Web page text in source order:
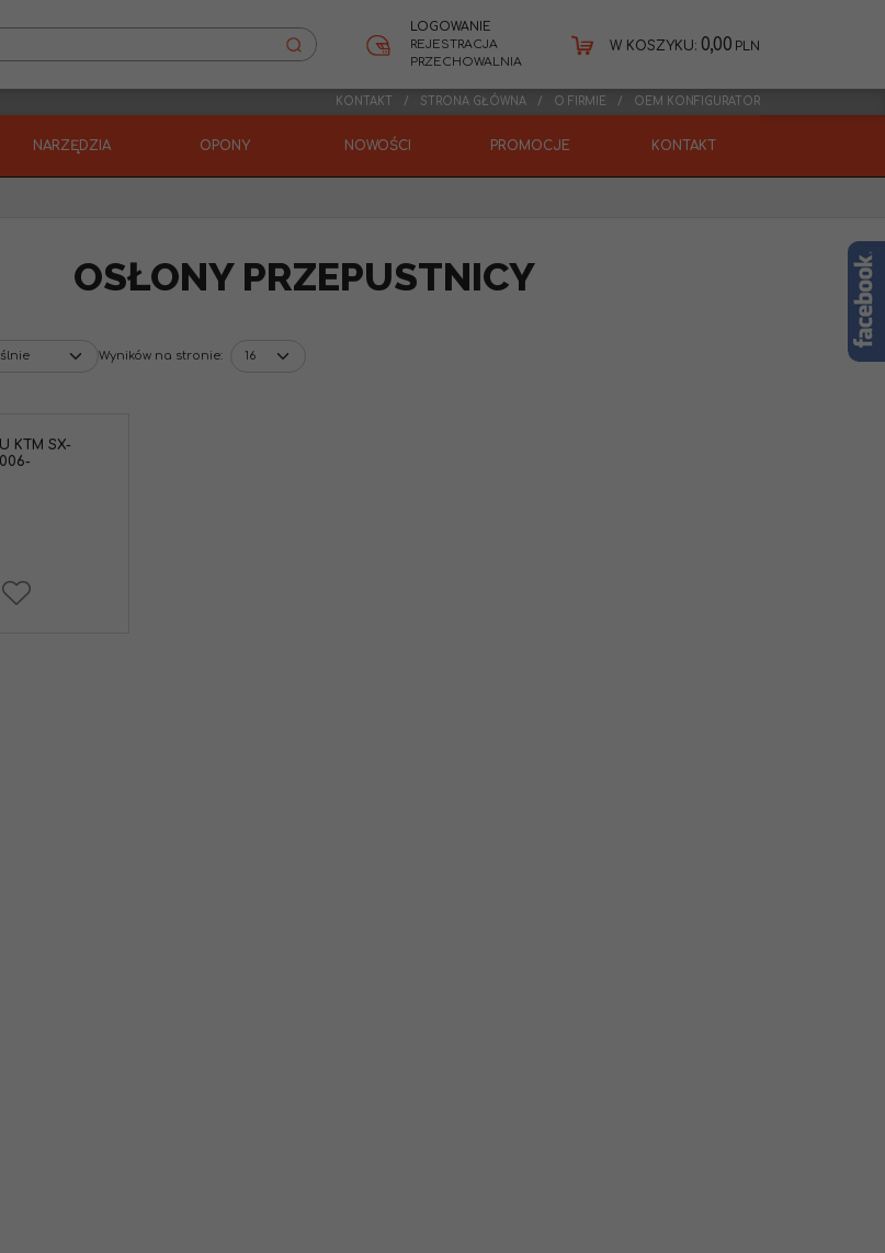
LOGOWANIE
REJESTRACJA
PRZECHOWALNIA
W KOSZYKU: 0,00 PLN
KONTAKT STRONA GŁÓWNA O FIRMIE OEM KONFIGURATOR
NARZĘDZIA OPONY NOWOŚCI PROMOCJE KONTAKT
OSŁONY PRZEPUSTNICY
Wyników na stronie:
KTM SX-